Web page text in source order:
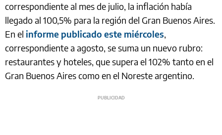
correspondiente al mes de julio, la inflación había
llegado al 100,5% para la región del Gran Buenos Aires.
En el informe publicado este miércoles,
correspondiente a agosto, se suma un nuevo rubro:
restaurantes y hoteles, que supera el 102% tanto en el
Gran Buenos Aires como en el Noreste argentino.